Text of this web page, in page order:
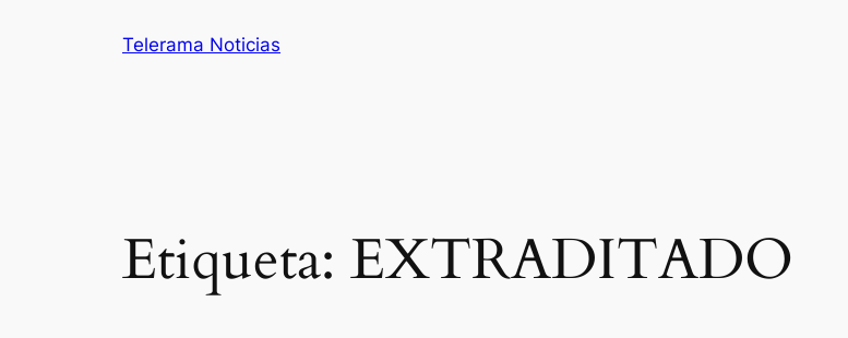
Telerama Noticias
Etiqueta: EXTRADITADO